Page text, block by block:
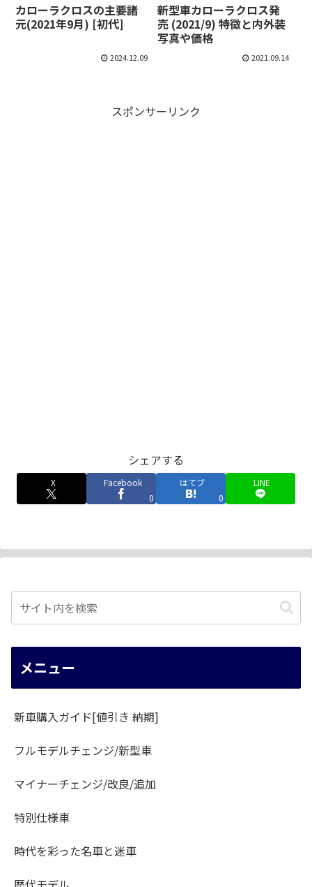
カローラクロスの主要諸
元(2021年9月) [初代]
2024.12.09
新型車カローラクロス発
売 (2021/9) 特徴と内外装
写真や価格
2021.09.14
スポンサーリンク
シェアする
X
Facebook
0
はてブ
0
LINE
メニュー
新車購入ガイド[値引き 納期]
フルモデルチェンジ/新型車
マイナーチェンジ/改良/追加
特別仕様車
時代を彩った名車と迷車